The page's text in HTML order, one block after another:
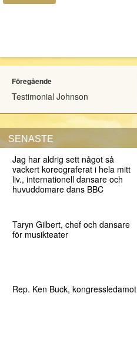
Föregående
Testimonial Johnson
SENASTE
Jag har aldrig sett något så
vackert koreograferat i hela mitt
liv., internationell dansare och
huvuddomare dans BBC
Taryn Gilbert, chef och dansare
för musikteater
Rep. Ken Buck, kongressledamot